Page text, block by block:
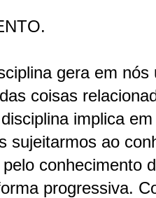
gera em nós
coisas
implica
sujeitarmos ao
conhecimento
progressiva.